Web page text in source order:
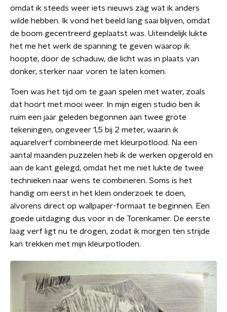
omdat ik steeds weer iets nieuws zag wat ik anders
wilde hebben. Ik vond het beeld lang saai blijven, omdat
de boom gecentreerd geplaatst was. Uiteindelijk lukte
het me het werk de spanning te geven waarop ik
hoopte, door de schaduw, die licht was in plaats van
donker, sterker naar voren te laten komen.
Toen was het tijd om te gaan spelen met water, zoals
dat hoort met mooi weer. In mijn eigen studio ben ik
ruim een jaar geleden begonnen aan twee grote
tekeningen, ongeveer 1,5 bij 2 meter, waarin ik
aquarelverf combineerde met kleurpotlood. Na een
aantal maanden puzzelen heb ik de werken opgerold en
aan de kant gelegd, omdat het me niet lukte de twee
technieken naar wens te combineren. Soms is het
handig om eerst in het klein onderzoek te doen,
alvorens direct op wallpaper-formaat te beginnen. Een
goede uitdaging dus voor in de Torenkamer. De eerste
laag verf ligt nu te drogen, zodat ik morgen ten strijde
kan trekken met mijn kleurpotloden.